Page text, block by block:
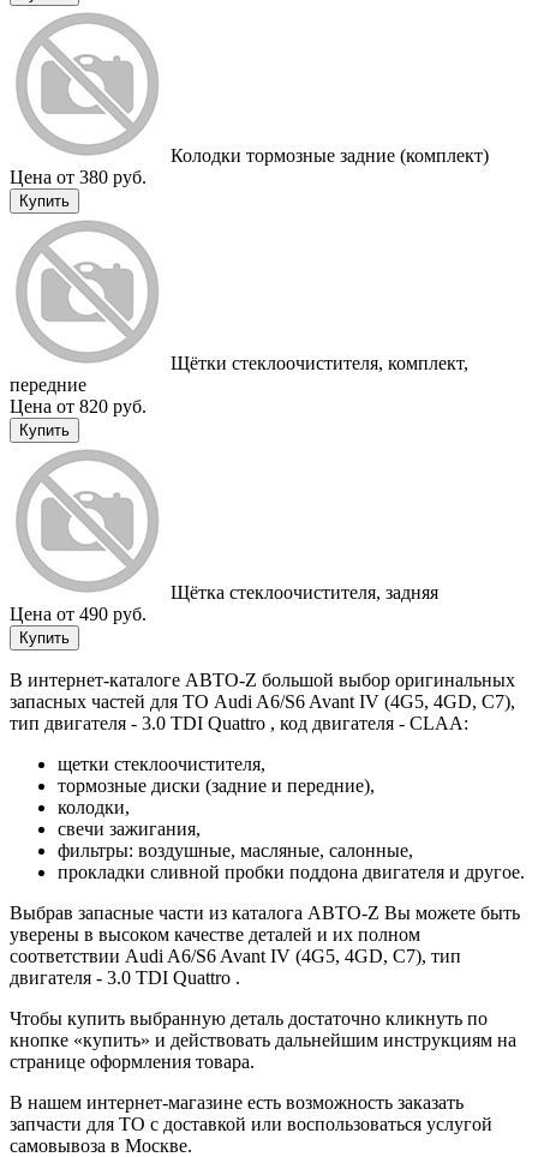
Колодки тормозные задние (комплект)
Цена от 380 руб.
Купить
Щётки стеклоочистителя, комплект,
передние
Цена от 820 руб.
Купить
Щётка стеклоочистителя, задняя
Цена от 490 руб.
Купить
В интернет-каталоге АВТО-Z большой выбор оригинальных
запасных частей для ТО Audi A6/S6 Avant IV (4G5, 4GD, C7),
тип двигателя - 3.0 TDI Quattro , код двигателя - CLAA:
щетки стеклоочистителя,
тормозные диски (задние и передние),
колодки,
свечи зажигания,
фильтры: воздушные, масляные, салонные,
прокладки сливной пробки поддона двигателя и другое.
Выбрав запасные части из каталога АВТО-Z Вы можете быть
уверены в высоком качестве деталей и их полном
соответствии Audi A6/S6 Avant IV (4G5, 4GD, C7), тип
двигателя - 3.0 TDI Quattro .
Чтобы купить выбранную деталь достаточно кликнуть по
кнопке «купить» и действовать дальнейшим инструкциям на
странице оформления товара.
В нашем интернет-магазине есть возможность заказать
запчасти для ТО с доставкой или воспользоваться услугой
самовывоза в Москве.